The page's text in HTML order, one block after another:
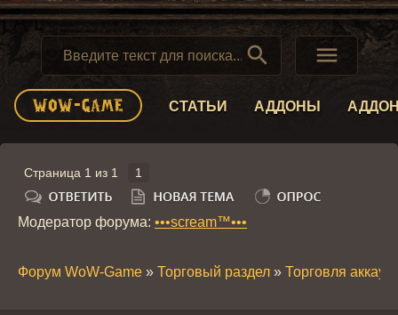
 
СТАТЬИ АДДОНЫ
Страница 1 из 1 1
Модератор форума: •••scream™•••
Форум WoW-Game » Торговый раздел » Торговля